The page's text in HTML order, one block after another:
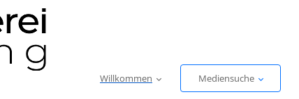
Willkommen Mediensuche